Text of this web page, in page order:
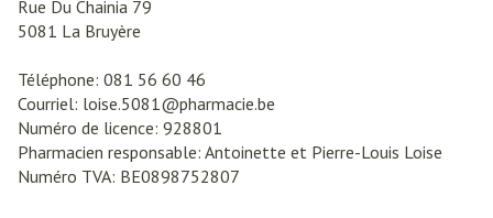
Rue Du Chainia 79
5081 La Bruyère
Téléphone: 081 56 60 46
Courriel: loise.5081@pharmacie.be
Numéro de licence: 928801
Pharmacien responsable: Antoinette et Pierre-Louis Loise
Numéro TVA: BE0898752807